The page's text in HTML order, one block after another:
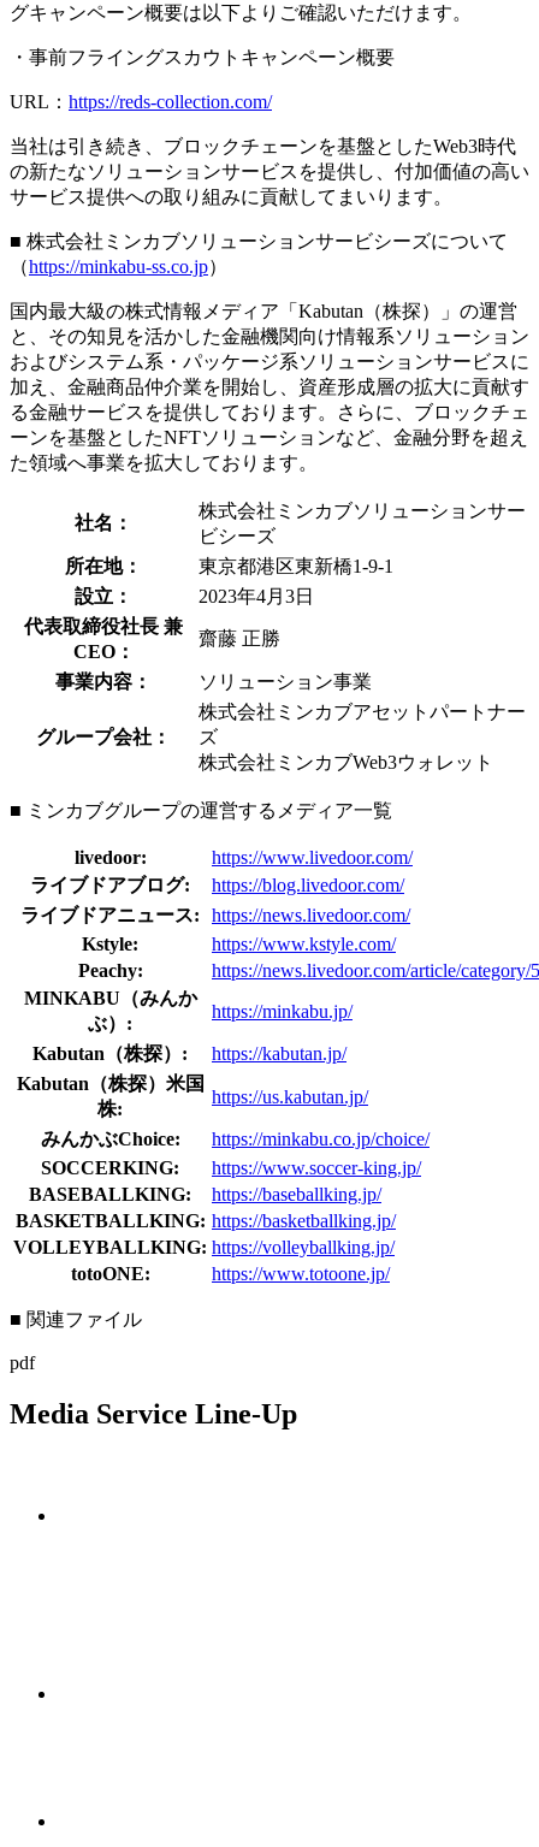
グキャンペーン概要は以下よりご確認いただけます。
・事前フライングスカウトキャンペーン概要
URL： https://reds-collection.com/
当社は引き続き、ブロックチェーンを基盤としたWeb3時代
の新たなソリューションサービスを提供し、付加価値の高い
サービス提供への取り組みに貢献してまいります。
■ 株式会社ミンカブソリューションサービシーズについて
（https://minkabu-ss.co.jp）
国内最大級の株式情報メディア「Kabutan（株探）」の運営
と、その知見を活かした金融機関向け情報系ソリューション
およびシステム系・パッケージ系ソリューションサービスに
加え、金融商品仲介業を開始し、資産形成層の拡大に貢献す
る金融サービスを提供しております。さらに、ブロックチェ
ーンを基盤としたNFTソリューションなど、金融分野を超え
た領域へ事業を拡大しております。
社名：
株式会社ミンカブソリューションサー
ビシーズ
所在地：
東京都港区東新橋1-9-1
設立：
2023年4月3日
代表取締役社長 兼
CEO：
齋藤 正勝
事業内容： ソリューション事業
グループ会社：
株式会社ミンカブアセットパートナー
ズ
株式会社ミンカブWeb3ウォレット
■ ミンカブグループの運営するメディア一覧
livedoor:
https://www.livedoor.com/
ライブドアブログ:
https://blog.livedoor.com/
ライブドアニュース:
https://news.livedoor.com/
Kstyle:
https://www.kstyle.com/
Peachy:
https://news.livedoor.com/article/category/
MINKABU（みんか
ぶ）:
https://minkabu.jp/
Kabutan（株探）:
https://kabutan.jp/
Kabutan（株探）米国
株:
https://us.kabutan.jp/
みんかぶChoice:
https://minkabu.co.jp/choice/
SOCCERKING:
https://www.soccer-king.jp/
BASEBALLKING:
https://baseballking.jp/
BASKETBALLKING: https://basketballking.jp/
VOLLEYBALLKING: https://volleyballking.jp/
totoONE:
https://www.totoone.jp/
■ 関連ファイル
pdf
Media Service Line-Up